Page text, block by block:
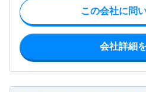
この会社に問
会社詳細